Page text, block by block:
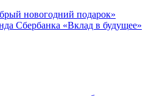
новогодний подарок»
Сбербанка «Вклад в будущее»